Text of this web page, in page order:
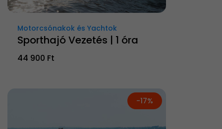
Motorcsónakok és Yachtok
Sporthajó Vezetés | 1 óra
44 900 Ft
-17%